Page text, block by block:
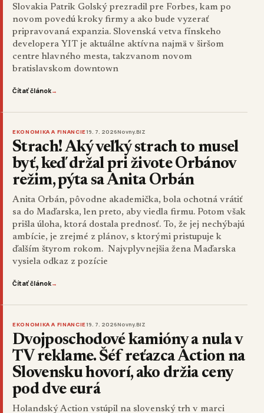
Slovakia Patrik Golský prezradil pre Forbes, kam po
novom povedú kroky firmy a ako bude vyzerať
pripravovaná expanzia. Slovenská vetva fínskeho
developera YIT je aktuálne aktívna najmä v širšom
centre hlavného mesta, takzvanom novom
bratislavskom downtown
Čítať článok→
EKONOMIKA A FINANCIE19. 7. 2026Novny.BIZ
Strach! Aký veľký strach to musel
byť, keď držal pri živote Orbánov
režim, pýta sa Anita Orbán
Anita Orbán, pôvodne akademička, bola ochotná vrátiť
sa do Maďarska, len preto, aby viedla firmu. Potom však
prišla úloha, ktorá dostala prednosť. To, že jej nechýbajú
ambície, je zrejmé z plánov, s ktorými pristupuje k
ďalším štyrom rokom. Najvplyvnejšia žena Maďarska
vysiela odkaz z pozície
Čítať článok→
EKONOMIKA A FINANCIE19. 7. 2026Novny.BIZ
Dvojposchodové kamióny a nula v
TV reklame. Šéf reťazca Action na
Slovensku hovorí, ako držia ceny
pod dve eurá
Holandský Action vstúpil na slovenský trh v marci